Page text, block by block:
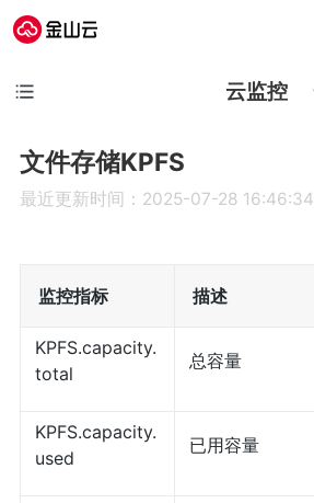
云监控
文件存储KPFS
最近更新时间：2025-07-28 16:46:34
监控指标 描述
KPFS.capacity.
total
总容量
KPFS.capacity.
used
已用容量